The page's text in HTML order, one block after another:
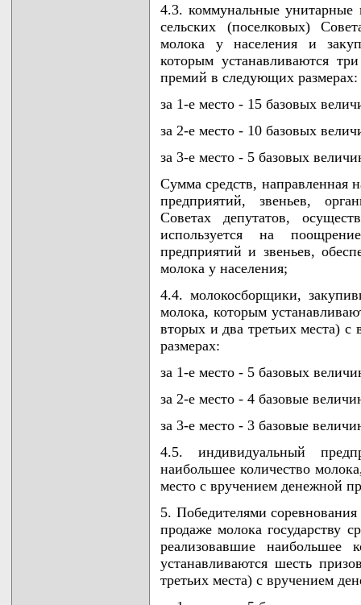
4.3. коммунальные унитарные
сельских (поселковых)
молока у населения и
которым устанавливаются
премий в следующих размерах:
за 1-е место - 15 базовых
за 2-е место - 10 базовых
за 3-е место - 5 базовых
Сумма средств, направленная
предприятий, звеньев,
Советах депутатов,
используется на
предприятий и звеньев,
молока у населения;
4.4. молокосборщики,
молока, которым
вторых и два третьих места)
размерах:
за 1-е место - 5 базовых
за 2-е место - 4 базовые
за 3-е место - 3 базовые
4.5. индивидуальный
наибольшее количество
место с вручением денежной
5. Победителями
продаже молока государству
реализовавшие наибольшее
устанавливаются шесть
третьих места) с вручением